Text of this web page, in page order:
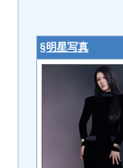
§明星写真